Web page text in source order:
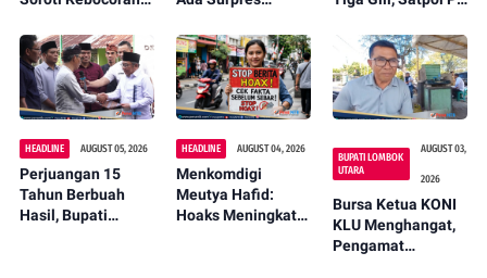
Digitalisasi dan
Libatkan Kepala
Dusun
Begini Katanya
12.191 Batang ke
Bea Cukai
HEADLINE AUGUST 05, 2026
Perjuangan 15
Tahun Berbuah
Hasil, Bupati
HEADLINE AUGUST 04, 2026
Menkomdigi
Meutya Hafid:
Hoaks Meningkat
BUPATI LOMBOK
UTARA
AUGUST 03,
2026
Bursa Ketua KONI
KLU Menghangat,
Pengamat